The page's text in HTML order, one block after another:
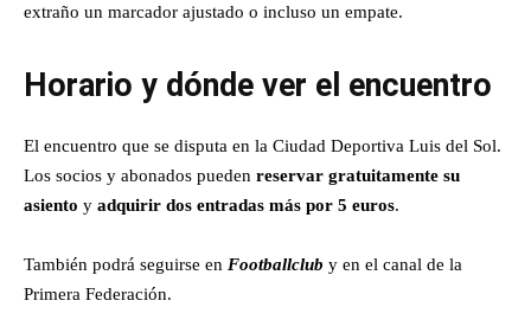
extraño un marcador ajustado o incluso un empate.
Horario y dónde ver el encuentro
El encuentro que se disputa en la Ciudad Deportiva Luis del Sol.
Los socios y abonados pueden reservar gratuitamente su
asiento y adquirir dos entradas más por 5 euros.
También podrá seguirse en Footballclub y en el canal de la
Primera Federación.